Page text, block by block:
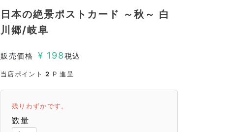
日本の絶景ポストカード ～秋～ 白
川郷/岐阜
販売価格 ¥ 198税込
当店ポイント 2 P 進呈
残りわずかです。